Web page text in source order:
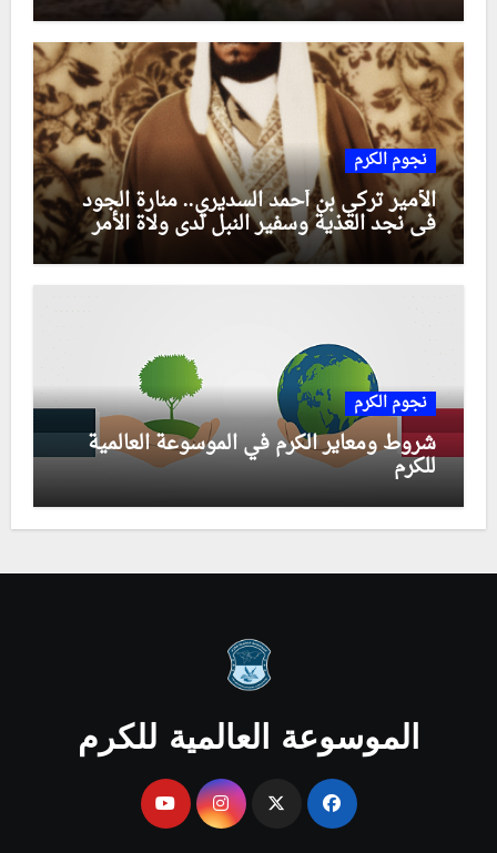
نجوم الكرم
الأمير تركي بن أحمد السديري.. منارة الجود
في نجد العذية وسفير النبل لدى ولاة الأمر
نجوم الكرم
شروط ومعاير الكرم في الموسوعة العالمية
للكرم
الموسوعة العالمية للكرم